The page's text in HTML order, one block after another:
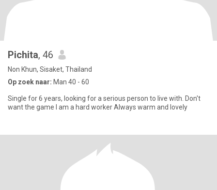
Pichita, 46
Non Khun, Sisaket, Thailand
Op zoek naar: Man 40 - 60
Single for 6 years, looking for a serious person to live with. Don't
want the game I am a hard worker Always warm and lovely